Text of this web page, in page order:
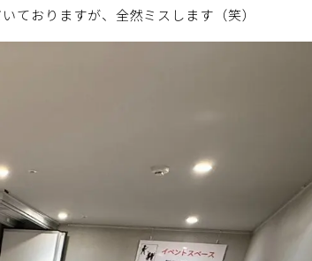
ておりますが、全然ミスします（笑）